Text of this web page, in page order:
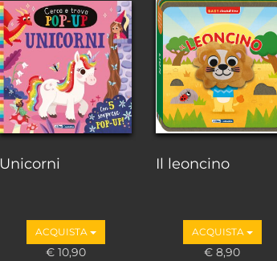
Unicorni
ACQUISTA
€ 10,90
Il leoncino
ACQUISTA
€ 8,90